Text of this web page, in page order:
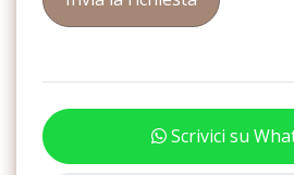
Serbatoio adblue da 24l
Servosterzo elettromeccanico
Sistema di ancoraggio isofix e punto di
Scrivici su